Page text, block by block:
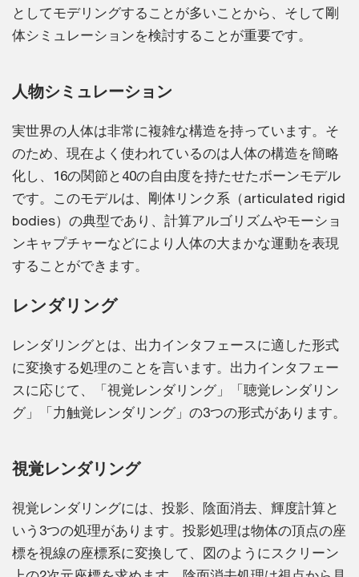
としてモデリングすることが多いことから、そして剛
体シミュレーションを検討することが重要です。
人物シミュレーション
実世界の人体は非常に複雑な構造を持っています。そ
のため、現在よく使われているのは人体の構造を簡略
化し、16の関節と40の自由度を持たせたボーンモデル
です。このモデルは、剛体リンク系（articulated rigid
bodies）の典型であり、計算アルゴリズムやモーショ
ンキャプチャーなどにより人体の大まかな運動を表現
することができます。
レンダリング
レンダリングとは、出力インタフェースに適した形式
に変換する処理のことを言います。出力インタフェー
スに応じて、「視覚レンダリング」「聴覚レンダリン
グ」「力触覚レンダリング」の3つの形式があります。
視覚レンダリング
視覚レンダリングには、投影、陰面消去、輝度計算と
いう3つの処理があります。投影処理は物体の頂点の座
標を視線の座標系に変換して、図のようにスクリーン